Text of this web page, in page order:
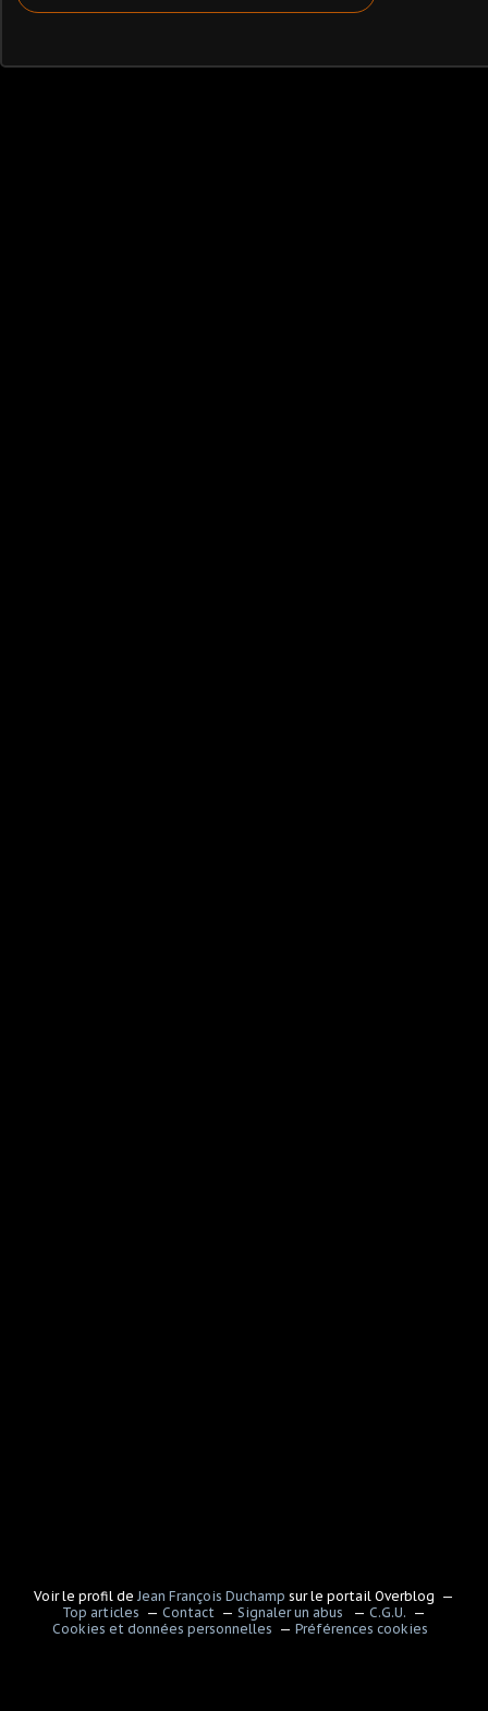
Voir le profil de Jean François Duchamp sur le portail Overblog
Top articles
Contact Signaler un abus
C.G.U.
Cookies et données personnelles
Préférences cookies